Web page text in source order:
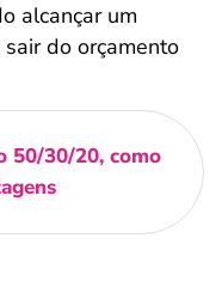
alcançar um
do orçamento
50/30/20, como